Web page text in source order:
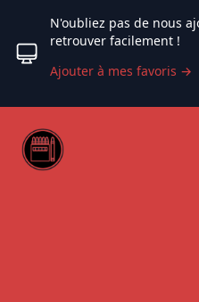
N'oubliez pas de nous
retrouver facilement !
Ajouter à mes favoris →
Web coloriage